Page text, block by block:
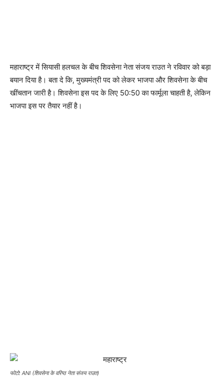
महाराष्ट्र में सियासी हलचल के बीच शिवसेना नेता संजय राउत ने रविवार को बड़ा
बयान दिया है। बता दे कि, मुख्यमंत्री पद को लेकर भाजपा और शिवसेना के बीच
खींचतान जारी है। शिवसेना इस पद के लिए 50:50 का फार्मूला चाहती है, लेकिन
भाजपा इस पर तैयार नहीं है।
फोटो: ANI (शिवसेना के वरिष्ठ नेता संजय राउत)